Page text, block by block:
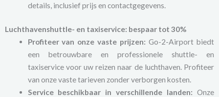
details, inclusief prijs en contactgegevens.
Luchthavenshuttle- en taxiservice: bespaar tot 30%
Profiteer van onze vaste prijzen: Go-2-Airport biedt
een betrouwbare en professionele shuttle- en
taxiservice voor uw reizen naar de luchthaven. Profiteer
van onze vaste tarieven zonder verborgen kosten.
Service beschikbaar in verschillende landen: Onze